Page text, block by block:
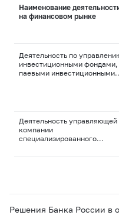
Наименование
на финансовом рынке
Деятельность по
инвестиционными фондами,
паевыми инвестиционными
Деятельность управляющей
компании
специализированного
Решения Банка России в